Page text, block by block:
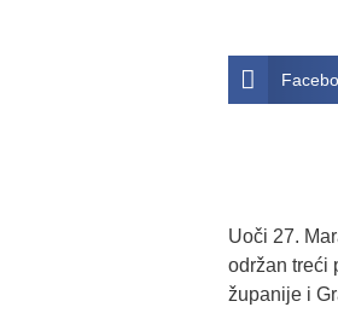
Uoči 27.
održan treći
županije i